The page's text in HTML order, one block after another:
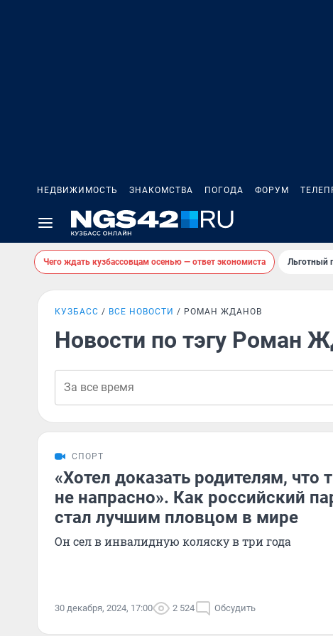
НЕДВИЖИМОСТЬ ЗНАКОМСТВА ПОГОДА ФОРУМ
Чего ждать кузбассовцам осенью — ответ экономиста Льготный
КУЗБАСС ВСЕ НОВОСТИ РОМАН ЖДАНОВ
Новости по тэгу Роман
СПОРТ
«Хотел доказать родителям, что
не напрасно». Как российский
стал лучшим пловцом в мире
Он сел в инвалидную коляску в три года
30 декабря, 2024, 17:00 2 524 Обсудить